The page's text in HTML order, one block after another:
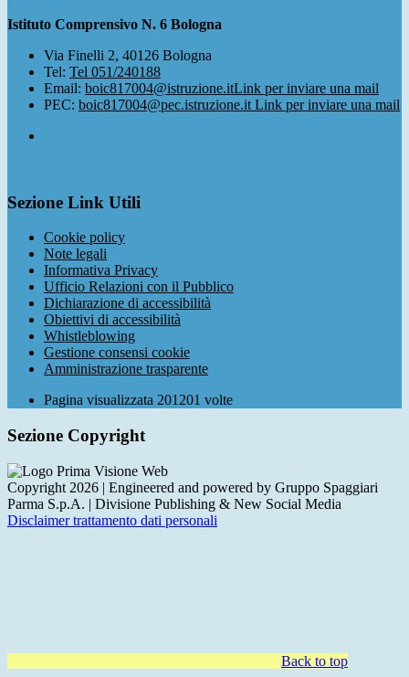
Istituto Comprensivo N. 6 Bologna
Via Finelli 2, 40126 Bologna
Tel: Tel 051/240188
Email: boic817004@istruzione.itLink per inviare una mail
PEC: boic817004@pec.istruzione.it Link per inviare una mail
Sezione Link Utili
Cookie policy
Note legali
Informativa Privacy
Ufficio Relazioni con il Pubblico
Dichiarazione di accessibilità
Obiettivi di accessibilità
Whistleblowing
Gestione consensi cookie
Amministrazione trasparente
Pagina visualizzata 201201 volte
Sezione Copyright
Copyright 2026 | Engineered and powered by Gruppo Spaggiari
Parma S.p.A. | Divisione Publishing & New Social Media
Disclaimer trattamento dati personali
Back to top